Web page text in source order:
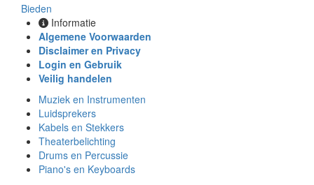
Bieden
Informatie
Algemene Voorwaarden
Disclaimer en Privacy
Login en Gebruik
Veilig handelen
Muziek en Instrumenten
Luidsprekers
Kabels en Stekkers
Theaterbelichting
Drums en Percussie
Piano's en Keyboards